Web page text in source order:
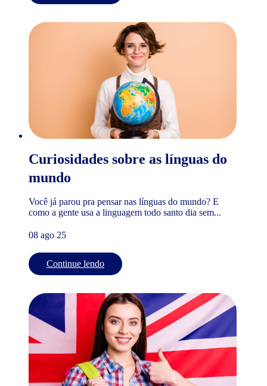
Curiosidades sobre as línguas do
mundo
Você já parou pra pensar nas línguas do mundo? E
como a gente usa a linguagem todo santo dia sem...
08 ago 25
Continue lendo